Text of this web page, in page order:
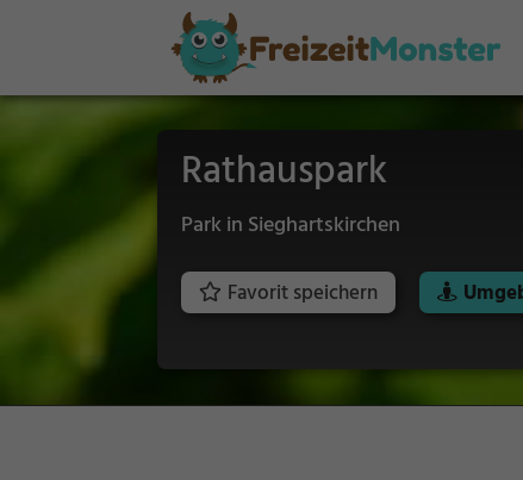
Rathauspark
Park in Sieghartskirchen
Favorit speichern